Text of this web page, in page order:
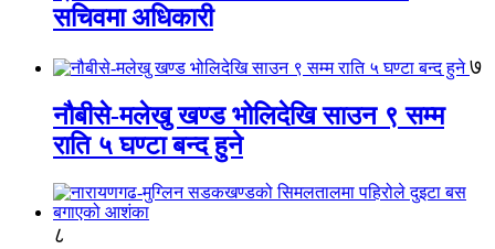
सचिवमा अधिकारी
७
नौबीसे-मलेखु खण्ड भोलिदेखि साउन ९ सम्म
राति ५ घण्टा बन्द हुने
८